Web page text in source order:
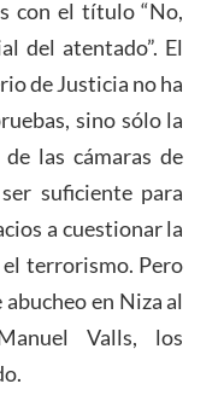
con el título “No,
del atentado”. El
de Justicia no ha
sino sólo la
las cámaras de
suficiente para
a cuestionar la
terrorismo. Pero
en Niza al
Valls, los